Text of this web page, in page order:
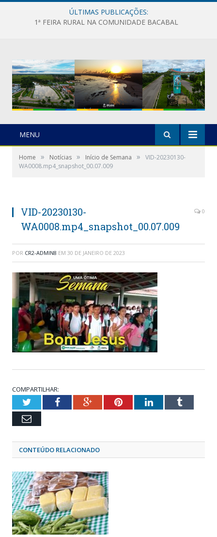
ÚLTIMAS PUBLICAÇÕES:
1ª FEIRA RURAL NA COMUNIDADE BACABAL
MENU
Home » Notícias » Início de Semana »
VID-20230130-
WA0008.mp4_snapshot_00.07.009
VID-20230130-
WA0008.mp4_snapshot_00.07.009
0
POR CR2-ADMIN8 EM 30 DE JANEIRO DE 2023
COMPARTILHAR:
TwitterFacebookGoogle+PinterestLinkedInTumblr
Email
CONTEÚDO RELACIONADO